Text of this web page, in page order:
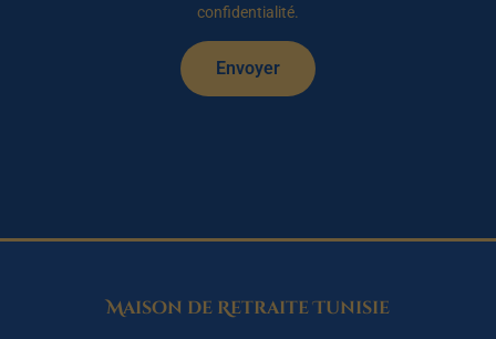
confidentialité.
Envoyer
Maison de Retraite Tunisie